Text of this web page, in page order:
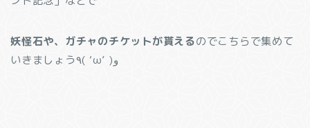
妖怪石や、ガチャのチケットが貰えるのでこちらで集めて
いきましょう٩( ‘ω’ )و